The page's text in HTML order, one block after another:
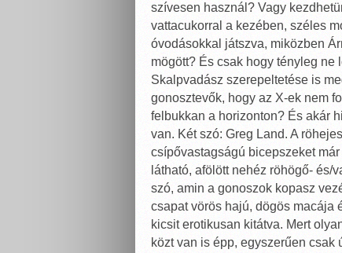
szívesen használ? Vagy
vattacukorral a kezében, széles
óvodásokkal játszva, miközben
mögött? És csak hogy tényleg ne
Skalpvadász szerepeltetése is
gonosztevők, hogy az X-ek nem
felbukkan a horizonton? És akár
van. Két szó: Greg Land. A
csípővastagságú bicepszeket
látható, afölött nehéz röhögő-
szó, amin a gonoszok kopasz
csapat vörös hajú, dögös macája
kicsit erotikusan kitátva. Mert
közt van is épp, egyszerűen